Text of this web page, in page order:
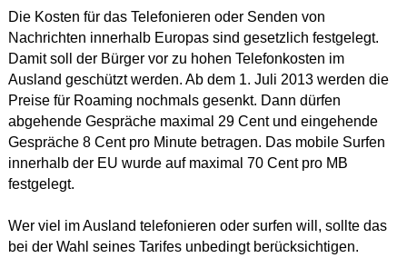
Die Kosten für das Telefonieren oder Senden von
Nachrichten innerhalb Europas sind gesetzlich festgelegt.
Damit soll der Bürger vor zu hohen Telefonkosten im
Ausland geschützt werden. Ab dem 1. Juli 2013 werden die
Preise für Roaming nochmals gesenkt. Dann dürfen
abgehende Gespräche maximal 29 Cent und eingehende
Gespräche 8 Cent pro Minute betragen. Das mobile Surfen
innerhalb der EU wurde auf maximal 70 Cent pro MB
festgelegt.
Wer viel im Ausland telefonieren oder surfen will, sollte das
bei der Wahl seines Tarifes unbedingt berücksichtigen.